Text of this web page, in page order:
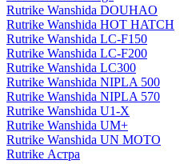
Rutrike Wanshida DOUHAO
Rutrike Wanshida HOT HATCH
Rutrike Wanshida LC-F150
Rutrike Wanshida LC-F200
Rutrike Wanshida LC300
Rutrike Wanshida NIPLA 500
Rutrike Wanshida NIPLA 570
Rutrike Wanshida U1-X
Rutrike Wanshida UM+
Rutrike Wanshida UN MOTO
Rutrike Астра